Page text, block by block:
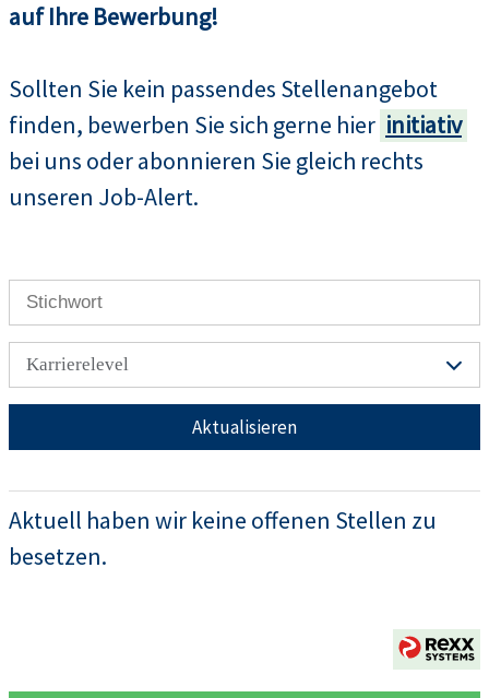
auf Ihre Bewerbung!
Sollten Sie kein passendes Stellenangebot
finden, bewerben Sie sich gerne hier initiativ
bei uns oder abonnieren Sie gleich rechts
unseren Job-Alert.
Karrierelevel
Aktualisieren
Aktuell haben wir keine offenen Stellen zu
besetzen.